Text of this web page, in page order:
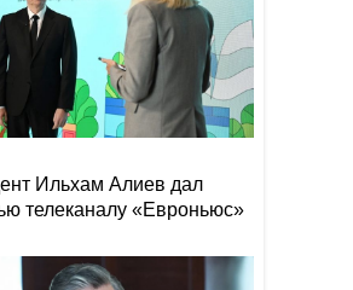
Ильхам Алиев дал
телеканалу «Евроньюс»